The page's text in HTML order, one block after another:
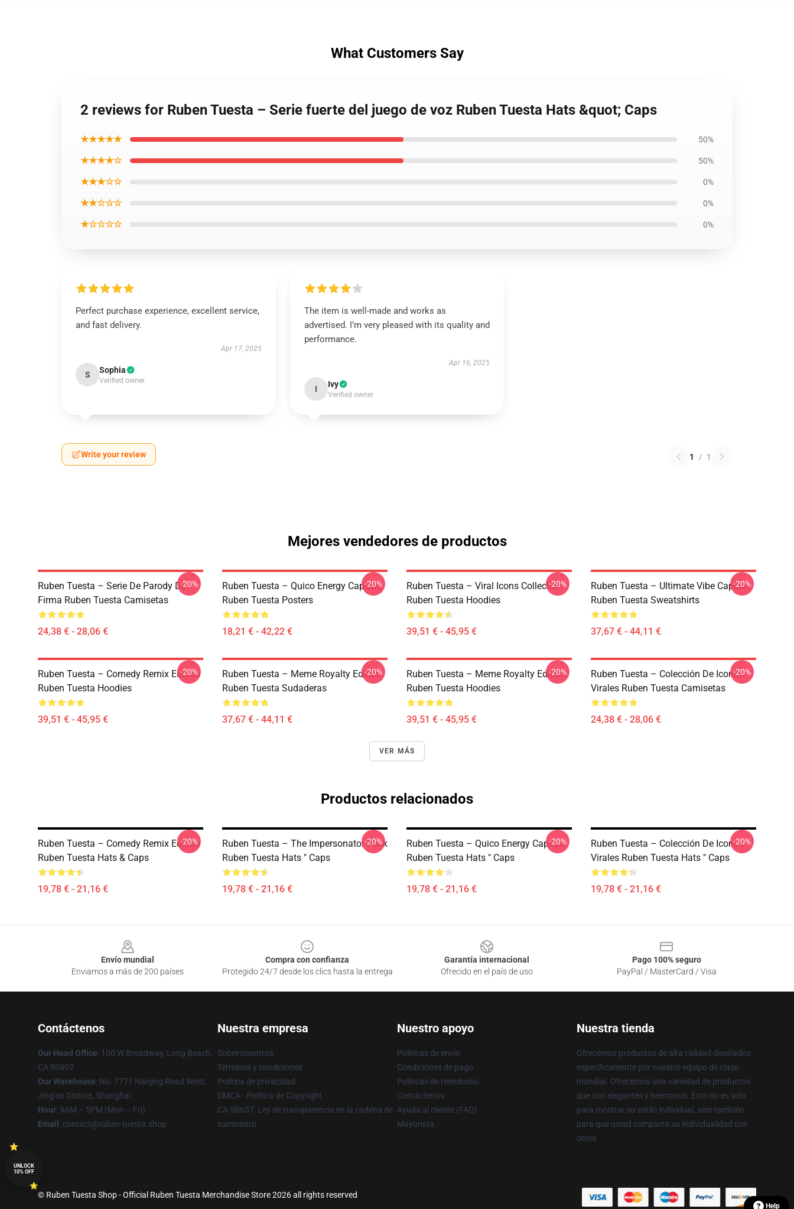
What Customers Say
2 reviews for Ruben Tuesta – Serie fuerte del juego de voz Ruben Tuesta Hats &quot; Caps
★★★★★ 50%
★★★★☆ 50%
★★★☆☆ 0%
★★☆☆☆ 0%
★☆☆☆☆ 0%
Perfect purchase experience, excellent service,
and fast delivery.
Apr 17, 2025
S Sophia
Verified owner
The item is well-made and works as
advertised. I’m very pleased with its quality and
performance.
Apr 16, 2025
I Ivy
Verified owner
Write your review 1 / 1
Mejores vendedores de productos
Ruben Tuesta – Serie De Parody De
Firma Ruben Tuesta Camisetas
24,38 € - 28,06 €
-20%
Ruben Tuesta – Quico Energy Capsule
Ruben Tuesta Posters
18,21 € - 42,22 €
-20%
Ruben Tuesta – Viral Icons Collection
Ruben Tuesta Hoodies
39,51 € - 45,95 €
-20%
Ruben Tuesta – Ultimate Vibe Capsule
Ruben Tuesta Sweatshirts
37,67 € - 44,11 €
-20%
Ruben Tuesta – Comedy Remix Edition
Ruben Tuesta Hoodies
39,51 € - 45,95 €
-20%
Ruben Tuesta – Meme Royalty Edition
Ruben Tuesta Sudaderas
37,67 € - 44,11 €
-20%
Ruben Tuesta – Meme Royalty Edition
Ruben Tuesta Hoodies
39,51 € - 45,95 €
-20%
Ruben Tuesta – Colección De Iconos
Virales Ruben Tuesta Camisetas
24,38 € - 28,06 €
-20%
VER MÁS
Productos relacionados
Ruben Tuesta – Comedy Remix Edition
Ruben Tuesta Hats & Caps
19,78 € - 21,16 €
-20%
Ruben Tuesta – The Impersonator Pack
Ruben Tuesta Hats " Caps
19,78 € - 21,16 €
-20%
Ruben Tuesta – Quico Energy Capsule
Ruben Tuesta Hats " Caps
19,78 € - 21,16 €
-20%
Ruben Tuesta – Colección De Iconos
Virales Ruben Tuesta Hats " Caps
19,78 € - 21,16 €
-20%
Envío mundial
Enviamos a más de 200 países
Compra con confianza
Protegido 24/7 desde los clics hasta la entrega
Garantía internacional
Ofrecido en el país de uso
Pago 100% seguro
PayPal / MasterCard / Visa
Contáctenos
Our Head Office: 100 W Broadway, Long Beach,
CA 90802
Our Warehouse: No. 7777 Nanjing Road West,
Jing'an District, Shanghai
Hour: 9AM – 5PM (Mon – Fri)
Email : contact@ruben-tuesta.shop
Nuestra empresa
Sobre nosotros
Términos y condiciones
Política de privacidad
DMCA - Política de Copyright
CA SB657: Ley de transparencia en la cadena de
suministro
Nuestro apoyo
Políticas de envío
Condiciones de pago
Políticas de reembolso
Contáctenos
Ayuda al cliente (FAQ)
Mayorista
Nuestra tienda
Ofrecemos productos de alta calidad diseñados
específicamente por nuestro equipo de clase
mundial. Ofrecemos una variedad de productos
que son elegantes y hermosos. Esto no es sólo
para mostrar su estilo individual, sino también
para que usted comparta su individualidad con
otros.
© Ruben Tuesta Shop - Official Ruben Tuesta Merchandise Store 2026 all rights reserved
Help
UNLOCK
10% OFF